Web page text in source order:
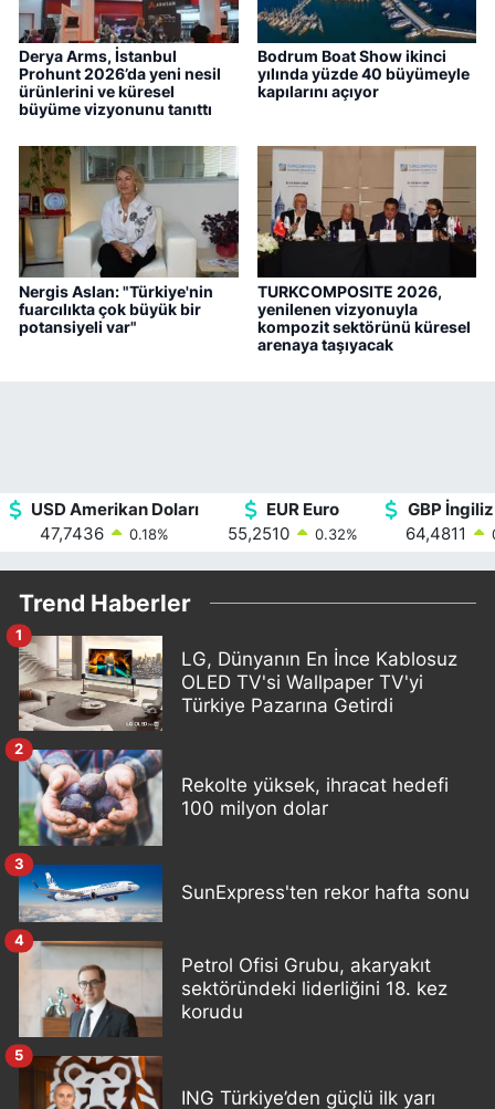
Derya Arms, İstanbul
Prohunt 2026’da yeni nesil
ürünlerini ve küresel
büyüme vizyonunu tanıttı
Bodrum Boat Show ikinci
yılında yüzde 40 büyümeyle
kapılarını açıyor
Nergis Aslan: "Türkiye'nin
fuarcılıkta çok büyük bir
potansiyeli var"
TURKCOMPOSITE 2026,
yenilenen vizyonuyla
kompozit sektörünü küresel
arenaya taşıyacak
USD Amerikan Doları
47,7436
0.18%
EUR Euro
55,2510
0.32%
GBP
64,4811
Trend Haberler
LG, Dünyanın En İnce Kablosuz
OLED TV'si Wallpaper TV'yi
Türkiye Pazarına Getirdi
1
Rekolte yüksek, ihracat hedefi
100 milyon dolar
2
SunExpress'ten rekor hafta sonu
3
Petrol Ofisi Grubu, akaryakıt
sektöründeki liderliğini 18. kez
korudu
4
ING Türkiye’den güçlü ilk yarı
5